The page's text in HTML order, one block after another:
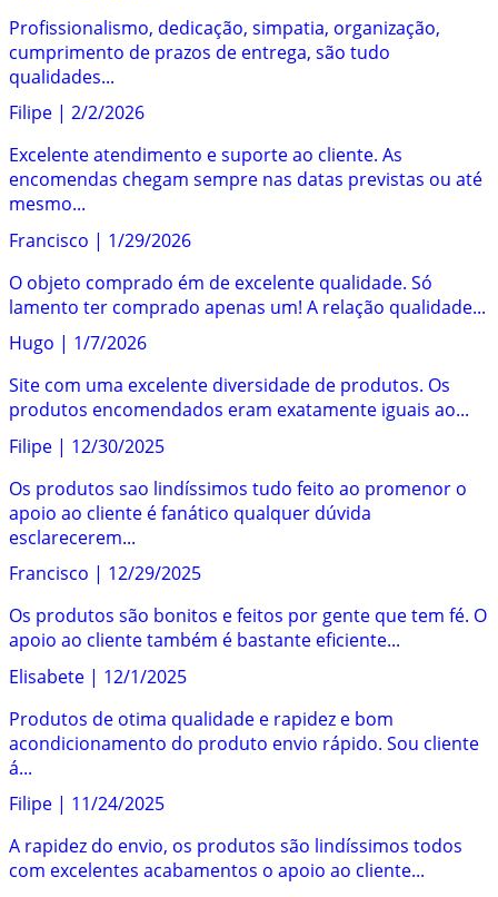
Profissionalismo, dedicação, simpatia, organização,
cumprimento de prazos de entrega, são tudo
qualidades...
Filipe | 2/2/2026
Excelente atendimento e suporte ao cliente. As
encomendas chegam sempre nas datas previstas ou até
mesmo...
Francisco | 1/29/2026
O objeto comprado ém de excelente qualidade. Só
lamento ter comprado apenas um! A relação qualidade...
Hugo | 1/7/2026
Site com uma excelente diversidade de produtos. Os
produtos encomendados eram exatamente iguais ao...
Filipe | 12/30/2025
Os produtos sao lindíssimos tudo feito ao promenor o
apoio ao cliente é fanático qualquer dúvida
esclarecerem...
Francisco | 12/29/2025
Os produtos são bonitos e feitos por gente que tem fé. O
apoio ao cliente também é bastante eficiente...
Elisabete | 12/1/2025
Produtos de otima qualidade e rapidez e bom
acondicionamento do produto envio rápido. Sou cliente
á...
Filipe | 11/24/2025
A rapidez do envio, os produtos são lindíssimos todos
com excelentes acabamentos o apoio ao cliente...